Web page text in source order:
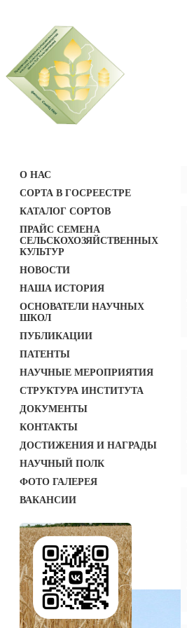
О НАС
СОРТА В ГОСРЕЕСТРЕ
КАТАЛОГ СОРТОВ
ПРАЙС СЕМЕНА
СЕЛЬСКОХОЗЯЙСТВЕННЫХ
КУЛЬТУР
НОВОСТИ
НАША ИСТОРИЯ
ОСНОВАТЕЛИ НАУЧНЫХ
ШКОЛ
ПУБЛИКАЦИИ
ПАТЕНТЫ
НАУЧНЫЕ МЕРОПРИЯТИЯ
СТРУКТУРА ИНСТИТУТА
ДОКУМЕНТЫ
КОНТАКТЫ
ДОСТИЖЕНИЯ И НАГРАДЫ
НАУЧНЫЙ ПОЛК
ФОТО ГАЛЕРЕЯ
ВАКАНСИИ